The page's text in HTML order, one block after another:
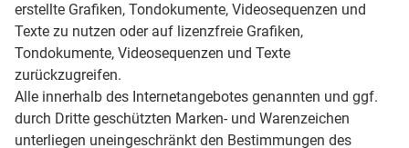
erstellte Grafiken, Tondokumente, Videosequenzen und
Texte zu nutzen oder auf lizenzfreie Grafiken,
Tondokumente, Videosequenzen und Texte
zurückzugreifen.
Alle innerhalb des Internetangebotes genannten und ggf.
durch Dritte geschützten Marken- und Warenzeichen
unterliegen uneingeschränkt den Bestimmungen des